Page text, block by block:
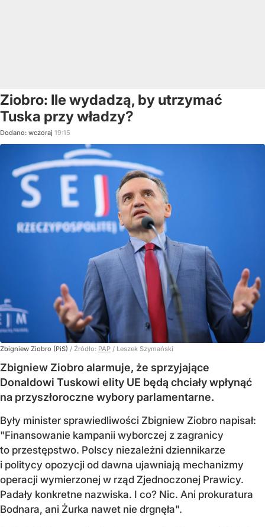
Ziobro: Ile wydadzą, by utrzymać
Tuska przy władzy?
Dodano: wczoraj 19:15
Zbigniew Ziobro (PiS) / Źródło: PAP / Leszek Szymański
Zbigniew Ziobro alarmuje, że sprzyjające
Donaldowi Tuskowi elity UE będą chciały wpłynąć
na przyszłoroczne wybory parlamentarne.
Były minister sprawiedliwości Zbigniew Ziobro napisał:
"Finansowanie kampanii wyborczej z zagranicy
to przestępstwo. Polscy niezależni dziennikarze
i politycy opozycji od dawna ujawniają mechanizmy
operacji wymierzonej w rząd Zjednoczonej Prawicy.
Padały konkretne nazwiska. I co? Nic. Ani prokuratura
Bodnara, ani Żurka nawet nie drgnęła".